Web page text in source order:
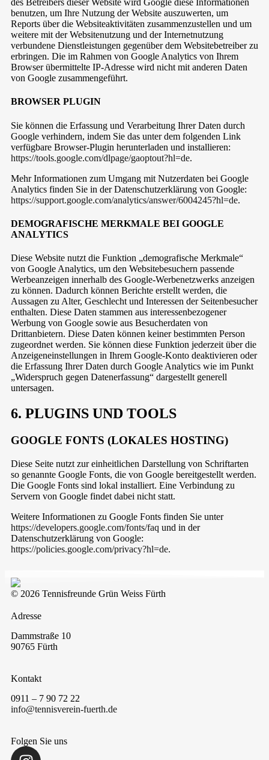
des Betreibers dieser Website wird Google diese Informationen
benutzen, um Ihre Nutzung der Website auszuwerten, um
Reports über die Websiteaktivitäten zusammenzustellen und um
weitere mit der Websitenutzung und der Internetnutzung
verbundene Dienstleistungen gegenüber dem Websitebetreiber zu
erbringen. Die im Rahmen von Google Analytics von Ihrem
Browser übermittelte IP-Adresse wird nicht mit anderen Daten
von Google zusammengeführt.
BROWSER PLUGIN
Sie können die Erfassung und Verarbeitung Ihrer Daten durch
Google verhindern, indem Sie das unter dem folgenden Link
verfügbare Browser-Plugin herunterladen und installieren:
https://tools.google.com/dlpage/gaoptout?hl=de.
Mehr Informationen zum Umgang mit Nutzerdaten bei Google
Analytics finden Sie in der Datenschutzerklärung von Google:
https://support.google.com/analytics/answer/6004245?hl=de.
DEMOGRAFISCHE MERKMALE BEI GOOGLE
ANALYTICS
Diese Website nutzt die Funktion „demografische Merkmale“
von Google Analytics, um den Websitebesuchern passende
Werbeanzeigen innerhalb des Google-Werbenetzwerks anzeigen
zu können. Dadurch können Berichte erstellt werden, die
Aussagen zu Alter, Geschlecht und Interessen der Seitenbesucher
enthalten. Diese Daten stammen aus interessenbezogener
Werbung von Google sowie aus Besucherdaten von
Drittanbietern. Diese Daten können keiner bestimmten Person
zugeordnet werden. Sie können diese Funktion jederzeit über die
Anzeigeneinstellungen in Ihrem Google-Konto deaktivieren oder
die Erfassung Ihrer Daten durch Google Analytics wie im Punkt
„Widerspruch gegen Datenerfassung“ dargestellt generell
untersagen.
6. PLUGINS UND TOOLS
GOOGLE FONTS (LOKALES HOSTING)
Diese Seite nutzt zur einheitlichen Darstellung von Schriftarten
so genannte Google Fonts, die von Google bereitgestellt werden.
Die Google Fonts sind lokal installiert. Eine Verbindung zu
Servern von Google findet dabei nicht statt.
Weitere Informationen zu Google Fonts finden Sie unter
https://developers.google.com/fonts/faq und in der
Datenschutzerklärung von Google:
https://policies.google.com/privacy?hl=de.
© 2026 Tennisfreunde Grün Weiss Fürth
Adresse
Dammstraße 10
90765 Fürth
Kontakt
0911 – 7 90 72 22
info@tennisverein-fuerth.de
Folgen Sie uns